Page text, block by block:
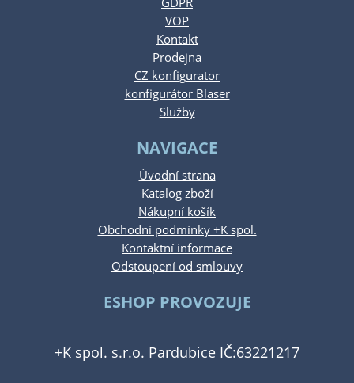
VOP
Kontakt
Prodejna
CZ konfigurator
konfigurátor Blaser
Služby
NAVIGACE
Úvodní strana
Katalog zboží
Nákupní košík
Obchodní podmínky +K spol.
Kontaktní informace
Odstoupení od smlouvy
ESHOP PROVOZUJE
+K spol. s.r.o. Pardubice IČ:63221217